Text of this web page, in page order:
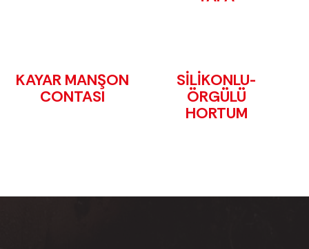
KAYAR MANŞON
CONTASI
SİLİKONLU-
ÖRGÜLÜ
HORTUM